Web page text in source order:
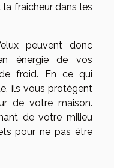
fraicheur dans les
peuvent donc
énergie de vos
froid. En ce qui
ils vous protègent
de votre maison.
de votre milieu
pour ne pas être